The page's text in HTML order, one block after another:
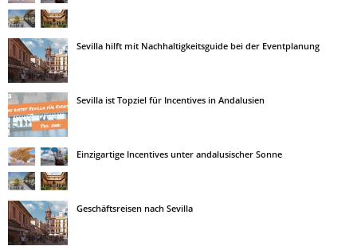
Sevilla hilft mit Nachhaltigkeitsguide bei der Eventplanung
Sevilla ist Topziel für Incentives in Andalusien
Einzigartige Incentives unter andalusischer Sonne
Geschäftsreisen nach Sevilla